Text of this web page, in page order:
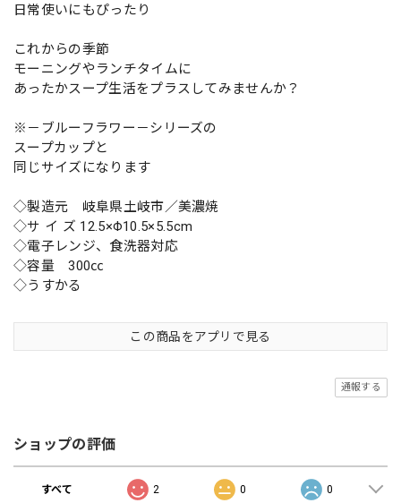
日常使いにもぴったり
これからの季節
モーニングやランチタイムに
あったかスープ生活をプラスしてみませんか？
※－ブルーフラワー－シリーズの
スープカップと
同じサイズになります
◇製造元 岐阜県土岐市／美濃焼
◇サ イ ズ 12.5×Φ10.5×5.5cm
◇電子レンジ、食洗器対応
◇容量 300㏄
◇うすかる
この商品をアプリで見る
通報する
ショップの評価
すべて 2 0 0